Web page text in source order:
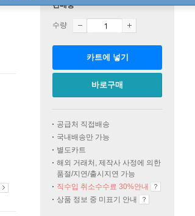
판매중
수량
카트에 넣기
바로구매
공급처 직접배송
국내배송만 가능
별도카트
해외 거래처, 제작사 사정에 의한
품절/지연/출시지연 가능
직수입 취소수수료 30%안내
상품 정보 중 미표기 안내